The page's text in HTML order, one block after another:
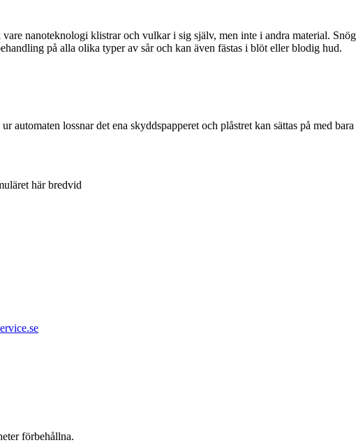
nanoteknologi klistrar och vulkar i sig själv, men inte i andra material.
på alla olika typer av sår och kan även fästas i blöt eller blodig hud.
automaten lossnar det ena skyddspapperet och plåstret kan sättas på med bara
här bredvid
förbehållna.